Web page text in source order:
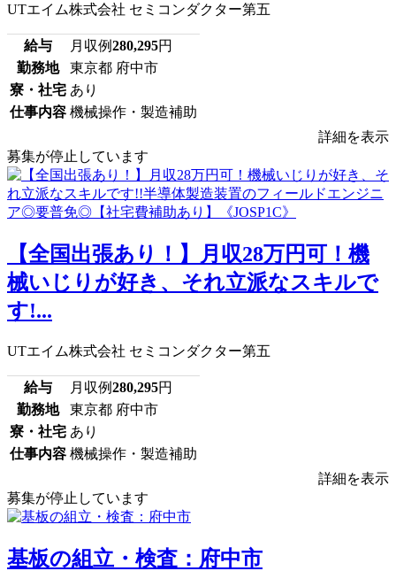
UTエイム株式会社 セミコンダクター第五
給与 月収例280,295円
勤務地
東京都 府中市
寮・社宅 あり
仕事内容 機械操作・製造補助
詳細を表示
募集が停止しています
【全国出張あり！】月収28万円可！機
械いじりが好き、それ立派なスキルで
す!...
UTエイム株式会社 セミコンダクター第五
給与 月収例280,295円
勤務地
東京都 府中市
寮・社宅 あり
仕事内容 機械操作・製造補助
詳細を表示
募集が停止しています
基板の組立・検査：府中市